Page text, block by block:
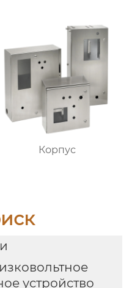
Корпус
устройство